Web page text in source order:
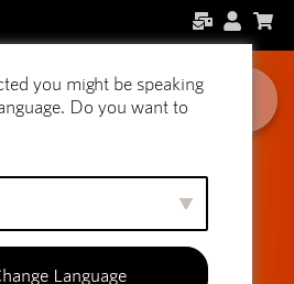
you might be speaking
Do you want to
Language